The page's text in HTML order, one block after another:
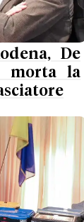
De
morta la